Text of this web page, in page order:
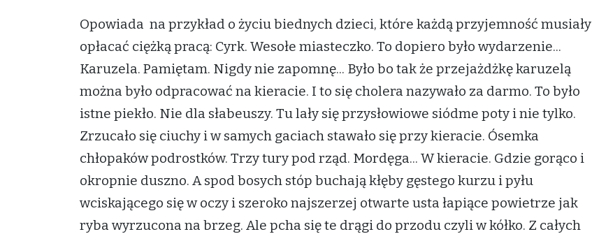
Opowiada na przykład o życiu biednych dzieci, które każdą przyjemność musiały
opłacać ciężką pracą: Cyrk. Wesołe miasteczko. To dopiero było wydarzenie...
Karuzela. Pamiętam. Nigdy nie zapomnę... Było bo tak że przejażdżkę karuzelą
można było odpracować na kieracie. I to się cholera nazywało za darmo. To było
istne piekło. Nie dla słabeuszy. Tu lały się przysłowiowe siódme poty i nie tylko.
Zrzucało się ciuchy i w samych gaciach stawało się przy kieracie. Ósemka
chłopaków podrostków. Trzy tury pod rząd. Mordęga... W kieracie. Gdzie gorąco i
okropnie duszno. A spod bosych stóp buchają kłęby gęstego kurzu i pyłu
wciskającego się w oczy i szeroko najszerzej otwarte usta łapiące powietrze jak
ryba wyrzucona na brzeg. Ale pcha się te drągi do przodu czyli w kółko. Z całych